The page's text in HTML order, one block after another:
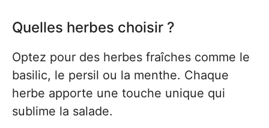
Quelles herbes choisir ?
Optez pour des herbes fraîches comme le
basilic, le persil ou la menthe. Chaque
herbe apporte une touche unique qui
sublime la salade.